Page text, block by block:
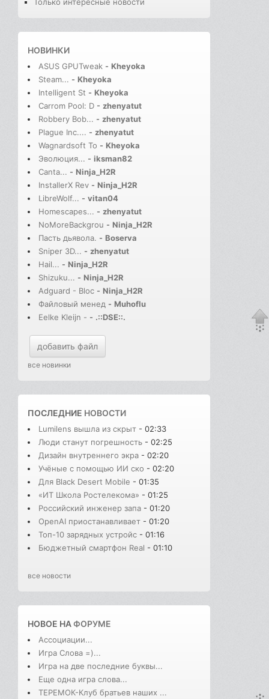
Только интересные новости
НОВИНКИ
ASUS GPUTweak - Kheyoka
Steam... - Kheyoka
Intelligent St - Kheyoka
Carrom Pool: D - zhenyatut
Robbery Bob... - zhenyatut
Plague Inc.... - zhenyatut
Wagnardsoft To - Kheyoka
Эволюция... - iksman82
Canta... - Ninja_H2R
InstallerX Rev - Ninja_H2R
LibreWolf... - vitan04
Homescapes... - zhenyatut
NoMoreBackgrou - Ninja_H2R
Пасть дьявола. - Boserva
Sniper 3D... - zhenyatut
Hail... - Ninja_H2R
Shizuku... - Ninja_H2R
Adguard - Bloc - Ninja_H2R
Файловый менед - Muhoflu
Eelke Kleijn - - .::DSE::.
добавить файл
все новинки
ПОСЛЕДНИЕ НОВОСТИ
Lumilens вышла из скрыт - 02:33
Люди станут погрешность - 02:25
Дизайн внутреннего экра - 02:20
Учёные с помощью ИИ ско - 02:20
Для Black Desert Mobile - 01:35
«ИТ Школа Ростелекома» - 01:25
Российский инженер запа - 01:20
OpenAI приостанавливает - 01:20
Топ-10 зарядных устройс - 01:16
Бюджетный смартфон Real - 01:10
все новости
НОВОЕ НАФОРУМЕ
Ассоциации...
Игра Слова =)...
Игра на две последние буквы...
Еще одна игра слова...
ТЕРЕМОК-Клуб братьев наших ...